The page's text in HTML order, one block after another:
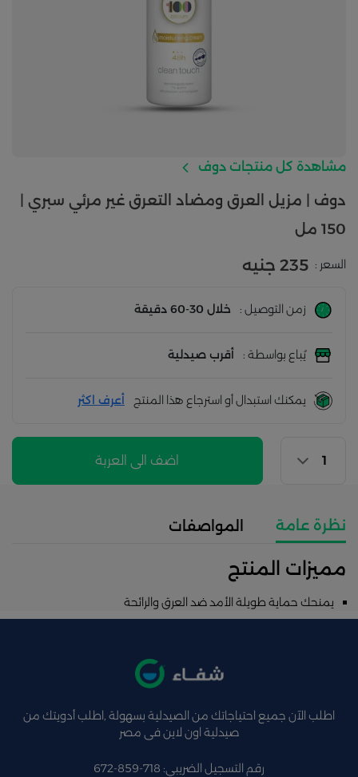
مشاهدة كل منتجات دوف
دوف | مزيل العرق ومضاد التعرق غير مرئي سبري |
150 مل
السعر : 235 جنيه
زمن التوصيل : خلال 30-60 دقيقة
يُباع بواسطة : أقرب صيدلية
يمكنك استبدال أو استرجاع هذا المنتج أعرف اكثر
اضف الى العربة
نظرة عامة المواصفات
مميزات المنتج
يمنحك حماية طويلة الأمد ضد العرق والرائحة
اطلب الآن جميع احتياجاتك من الصيدلية بسهولة ,اطلب أدويتك من
صيدلية اون لاين فى مصر
رقم التسجيل الضريبي: 718-859-672